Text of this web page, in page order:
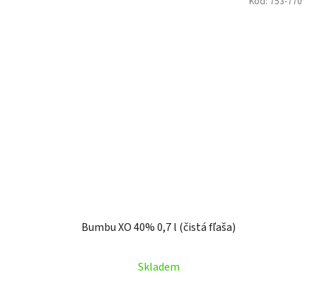
Bumbu XO 40% 0,7 l (čistá fľaša)
Skladem